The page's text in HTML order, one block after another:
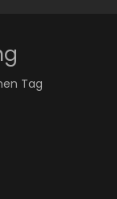
Tag